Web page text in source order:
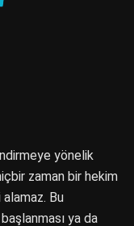
yönelik
zaman bir hekim
Bu
ya da